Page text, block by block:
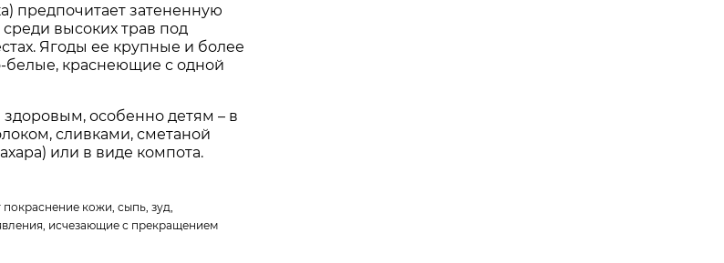
предпочитает затененную
высоких трав под
Ягоды ее крупные и более
белые, краснеющие с одной
особенно детям – в
сливками, сметаной
или в виде компота.
кожи, сыпь, зуд,
исчезающие с прекращением